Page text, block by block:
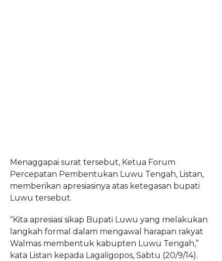
Menaggapai surat tersebut, Ketua Forum
Percepatan Pembentukan Luwu Tengah, Listan,
memberikan apresiasinya atas ketegasan bupati
Luwu tersebut.
“Kita apresiasi sikap Bupati Luwu yang melakukan
langkah formal dalam mengawal harapan rakyat
Walmas membentuk kabupten Luwu Tengah,”
kata Listan kepada Lagaligopos, Sabtu (20/9/14).